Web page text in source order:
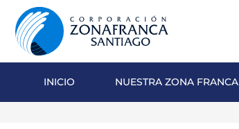
INICIO NUESTRA ZONA FRANCA